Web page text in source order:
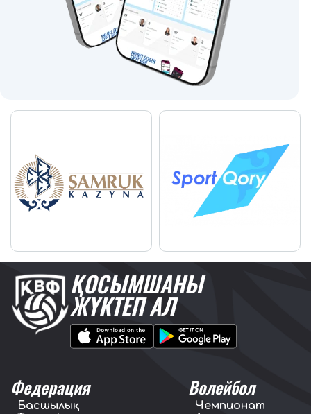
ҚОСЫМШАНЫ
ЖҮКТЕП АЛ
Федерация
Басшылық
Волейбол
Чемпионат